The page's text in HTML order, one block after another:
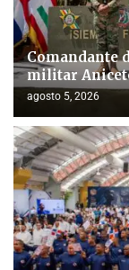
Comandante
militar
agosto 5, 2026